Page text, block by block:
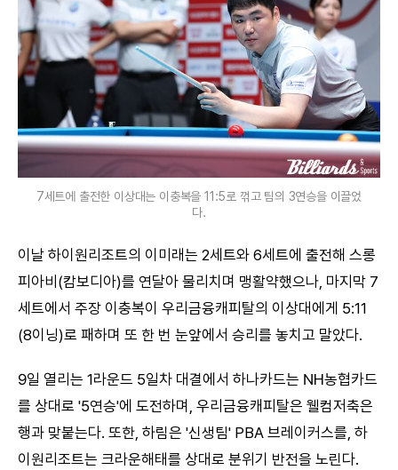
7세트에 출전한 이상대는 이충복을 11:5로 꺾고 팀의 3연승을 이끌었
다.
이날 하이원리조트의 이미래는 2세트와 6세트에 출전해 스롱
피아비(캄보디아)를 연달아 물리치며 맹활약했으나, 마지막 7
세트에서 주장 이충복이 우리금융캐피탈의 이상대에게 5:11
(8이닝)로 패하며 또 한 번 눈앞에서 승리를 놓치고 말았다.
9일 열리는 1라운드 5일차 대결에서 하나카드는 NH농협카드
를 상대로 '5연승'에 도전하며, 우리금융캐피탈은 웰컴저축은
행과 맞붙는다. 또한, 하림은 '신생팀' PBA 브레이커스를, 하
이원리조트는 크라운해태를 상대로 분위기 반전을 노린다.